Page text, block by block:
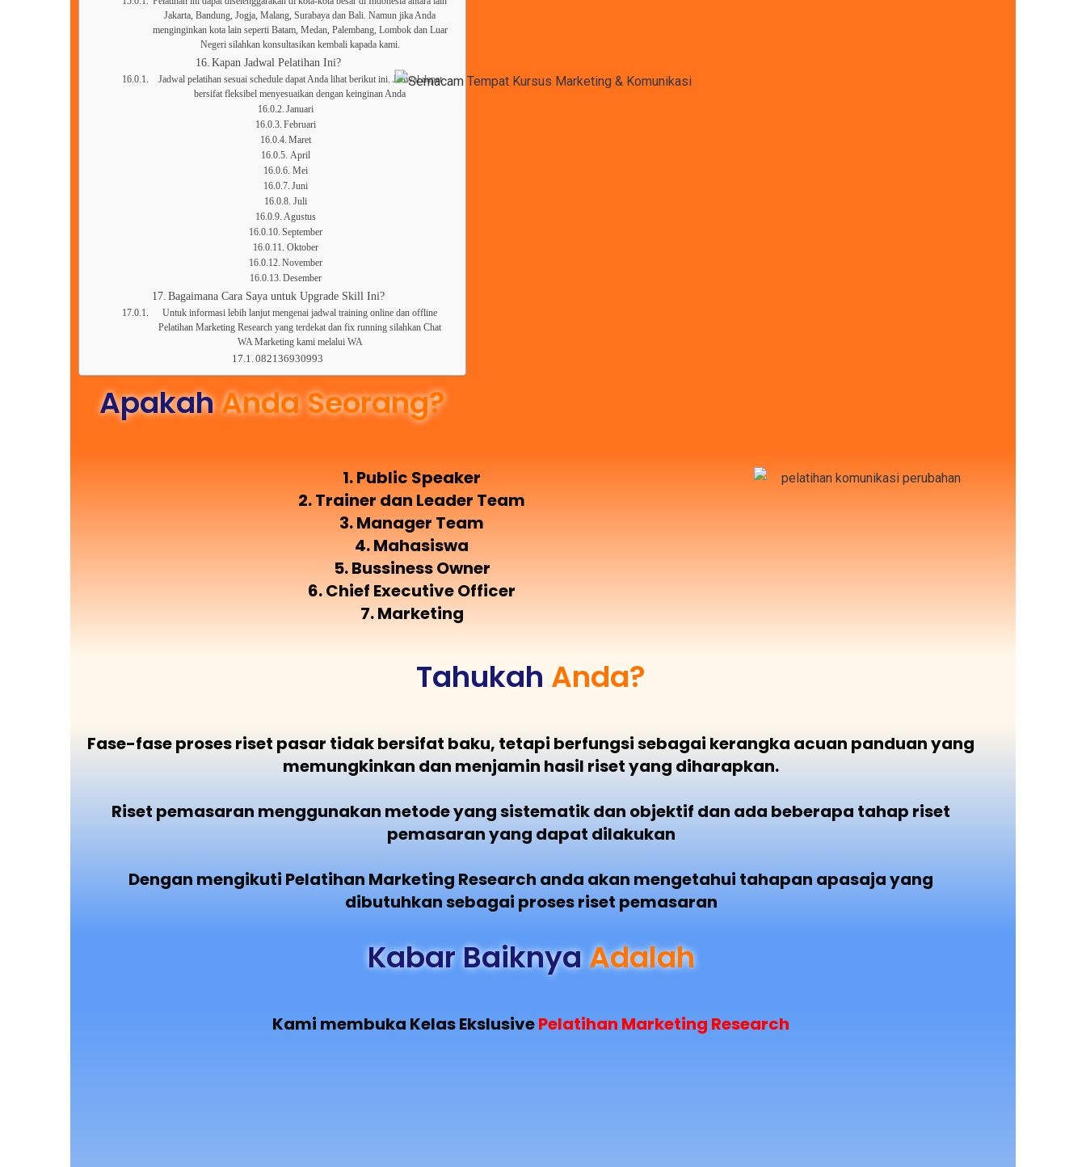
Jakarta, Bandung, Jogja, Malang, Surabaya dan Bali. Namun jika Anda
menginginkan kota lain seperti Batam, Medan, Palembang, Lombok dan Luar
Negeri silahkan konsultasikan kembali kapada kami.
Kapan Jadwal Pelatihan Ini?
Jadwal pelatihan sesuai schedule dapat Anda lihat berikut ini. Jadwal dapat
bersifat fleksibel menyesuaikan dengan keinginan Anda
Januari
Februari
Maret
April
Mei
Juni
Juli
Agustus
September
Oktober
November
Desember
Bagaimana Cara Saya untuk Upgrade Skill Ini?
Untuk informasi lebih lanjut mengenai jadwal training online dan offline
Pelatihan Marketing Research yang terdekat dan fix running silahkan Chat
WA Marketing kami melalui WA
082136930993
ApakahAnda Seorang?
1. Public Speaker
2. Trainer dan Leader Team
3. Manager Team
4. Mahasiswa
5. Bussiness Owner
6. Chief Executive Officer
7. Marketing
Tahukah Anda?
Fase-fase proses riset pasar tidak bersifat baku, tetapi berfungsi sebagai kerangka acuan panduan yang
memungkinkan dan menjamin hasil riset yang diharapkan.
Riset pemasaran menggunakan metode yang sistematik dan objektif dan ada beberapa tahap riset
pemasaran yang dapat dilakukan
Dengan mengikuti Pelatihan Marketing Research anda akan mengetahui tahapan apasaja yang
dibutuhkan sebagai proses riset pemasaran
Kabar BaiknyaAdalah
Kami membuka Kelas EkslusivePelatihan Marketing Research